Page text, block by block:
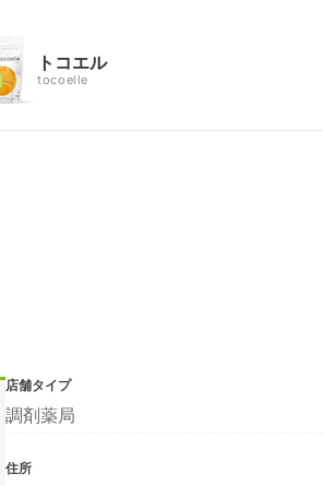
トコエル
tocoelle
店舗タイプ
調剤薬局
住所